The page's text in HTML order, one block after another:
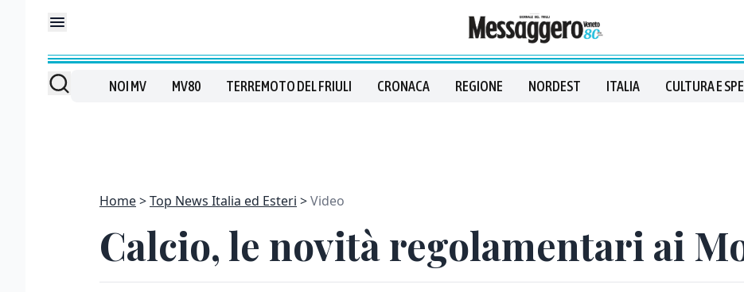
NOI MV MV80 TERREMOTO DEL FRIULI CRONACA REGIONE NORDEST ITALIA CULTURA E
Home Top News Italia ed Esteri Video
Calcio, le novità regolamentari ai